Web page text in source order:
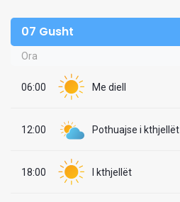
07 Gusht
Ora
06:00 Me diell
12:00 Pothuajse i kthjellët
18:00 I kthjellët